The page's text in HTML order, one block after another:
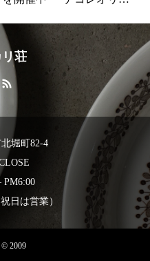
」それぞれのセレクトを
ください。・・・当店オ
ショップからもご購入頂
net-store.haus.ne.jp/是非
合わせてチェックくださ
根#松江#北堀#ユーカリ
ライフスタイルショ
クトショップ#アパレル#
屋#matureha#バケットハ
ト#春の帽子展#帽子#島
旅行#しまねっこペイ
ーワンピースは一枚決ま
また、羽織ってきていた
で着回し力抜群です・生
ルで光沢感がありますご
洗い洗濯できますのでお
楽ちんですcolorgray、char
の3カラーをチョイ
ひ拘りの一枚を店頭でお
さい！本日も18時まで営
は11時よりオープンいた
@decolle_matsue デコレ松
リ荘それぞれで皆様のご
島根#松江#古民
荘
堀町82-4
PM6:00
日は営業）
© 2009